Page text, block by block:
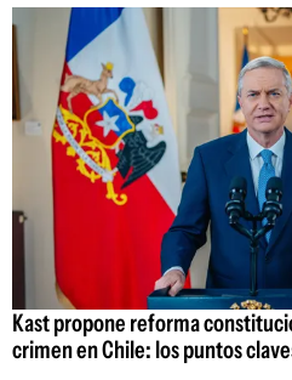
Kast propone reforma
crimen en Chile: los puntos